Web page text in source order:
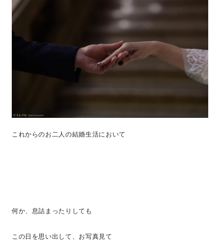
これからのお二人の結婚生活において
何か、息詰まったりしても
この日を思い出して、お写真見て